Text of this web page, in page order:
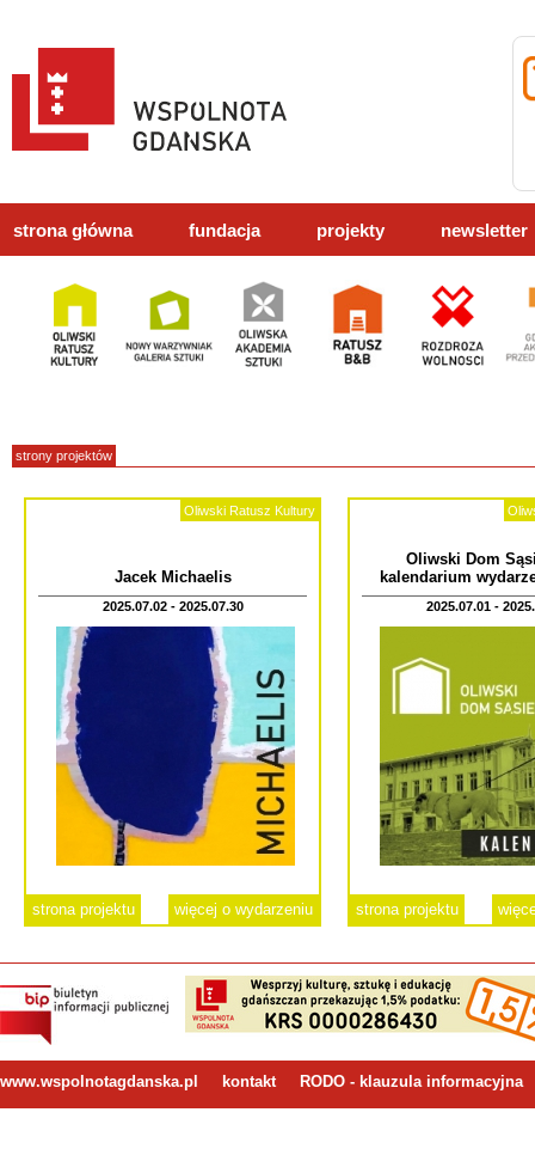
strona główna fundacja projekty newsletter
strony projektów
Oliwski Ratusz Kultury
Jacek Michaelis
2025.07.02 - 2025.07.30
strona projektu więcej o wydarzeniu
Oliwski Dom
kalendarium
2025.07.01 -
strona projektu
www.wspolnotagdanska.pl kontakt RODO - klauzula informacyjna